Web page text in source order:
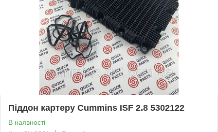
Піддон картеру Cummins ISF 2.8 5302122
В наявності